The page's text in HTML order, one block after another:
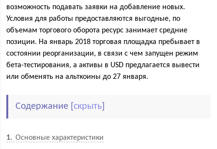
возможность подавать заявки на добавление новых.
Условия для работы предоставляются выгодные, по
объемам торгового оборота ресурс занимает средние
позиции. На январь 2018 торговая площадка пребывает в
состоянии реорганизации, в связи с чем запущен режим
бета-тестирования, а активы в USD предлагается вывести
или обменять на альткоины до 27 января.
Содержание [скрыть
1 Основные характеристики